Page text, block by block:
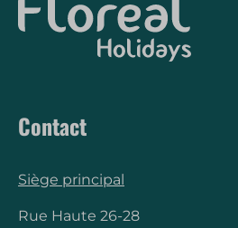
Contact
Siège principal
Rue Haute 26-28